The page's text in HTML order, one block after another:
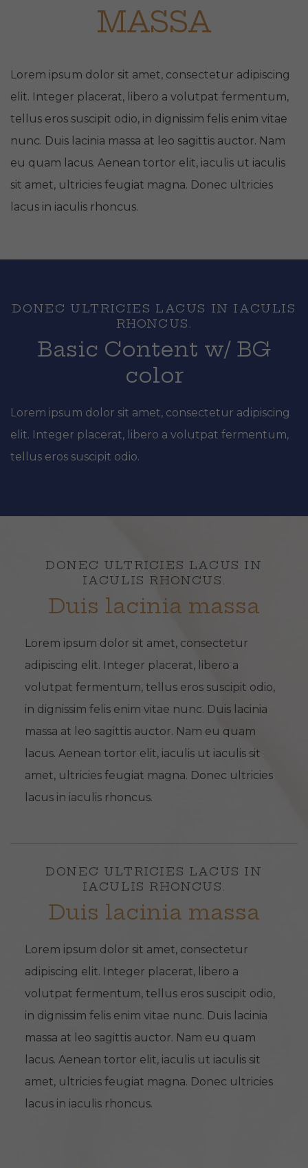
MASSA
Lorem ipsum dolor sit amet, consectetur adipiscing
elit. Integer placerat, libero a volutpat fermentum,
tellus eros suscipit odio, in dignissim felis enim vitae
nunc. Duis lacinia massa at leo sagittis auctor. Nam
eu quam lacus. Aenean tortor elit, iaculis ut iaculis
sit amet, ultricies feugiat magna. Donec ultricies
lacus in iaculis rhoncus.
DONEC ULTRICIES LACUS IN IACULIS
RHONCUS.
Basic Content w/ BG
color
Lorem ipsum dolor sit amet, consectetur adipiscing
elit. Integer placerat, libero a volutpat fermentum,
tellus eros suscipit odio.
DONEC ULTRICIES LACUS IN
IACULIS RHONCUS.
Duis lacinia massa
Lorem ipsum dolor sit amet, consectetur
adipiscing elit. Integer placerat, libero a
volutpat fermentum, tellus eros suscipit odio,
in dignissim felis enim vitae nunc. Duis lacinia
massa at leo sagittis auctor. Nam eu quam
lacus. Aenean tortor elit, iaculis ut iaculis sit
amet, ultricies feugiat magna. Donec ultricies
lacus in iaculis rhoncus.
DONEC ULTRICIES LACUS IN
IACULIS RHONCUS.
Duis lacinia massa
Lorem ipsum dolor sit amet, consectetur
adipiscing elit. Integer placerat, libero a
volutpat fermentum, tellus eros suscipit odio,
in dignissim felis enim vitae nunc. Duis lacinia
massa at leo sagittis auctor. Nam eu quam
lacus. Aenean tortor elit, iaculis ut iaculis sit
amet, ultricies feugiat magna. Donec ultricies
lacus in iaculis rhoncus.